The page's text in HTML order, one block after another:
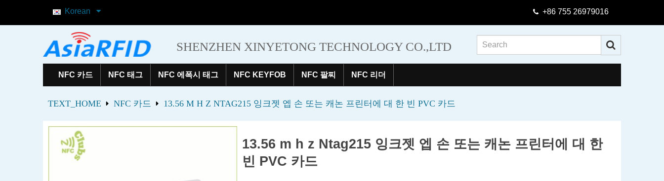
Korean +86 755 26979016
SHENZHEN XINYETONG TECHNOLOGY CO.,LTD
NFC 카드 NFC 태그 NFC 에폭시 태그 NFC KEYFOB NFC 팔찌 NFC 리더
TEXT_HOME NFC 카드 13.56 M H Z NTAG215 잉크젯 엡 손 또는 캐논 프린터에 대 한 빈 PVC 카드
13.56 m h z Ntag215 잉크젯 엡 손 또는 캐논 프린터에 대 한
빈 PVC 카드